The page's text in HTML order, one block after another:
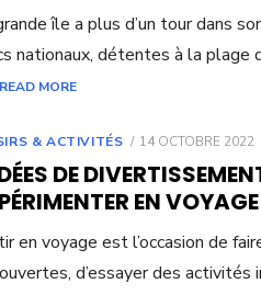
île a plus d’un tour dans
nationaux, détentes à la plage
READ MORE
& ACTIVITÉS
POSTED
14 OCTOBRE 2022
DE
EN VOYAGE
en voyage est l’occasion de
d’essayer des